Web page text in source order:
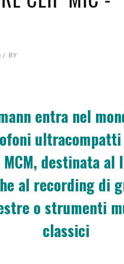
RAGGIUNTI I 50
24
STUDIO
BY
entra nel
ultracompatti
destinata al
al recording di
o strumenti
classici